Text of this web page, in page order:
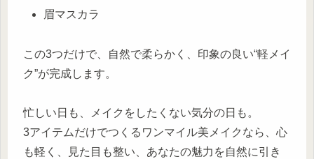
眉マスカラ
この3つだけで、自然で柔らかく、印象の良い“軽メイ
ク”が完成します。
忙しい日も、メイクをしたくない気分の日も。
3アイテムだけでつくるワンマイル美メイクなら、心
も軽く、見た目も整い、あなたの魅力を自然に引き